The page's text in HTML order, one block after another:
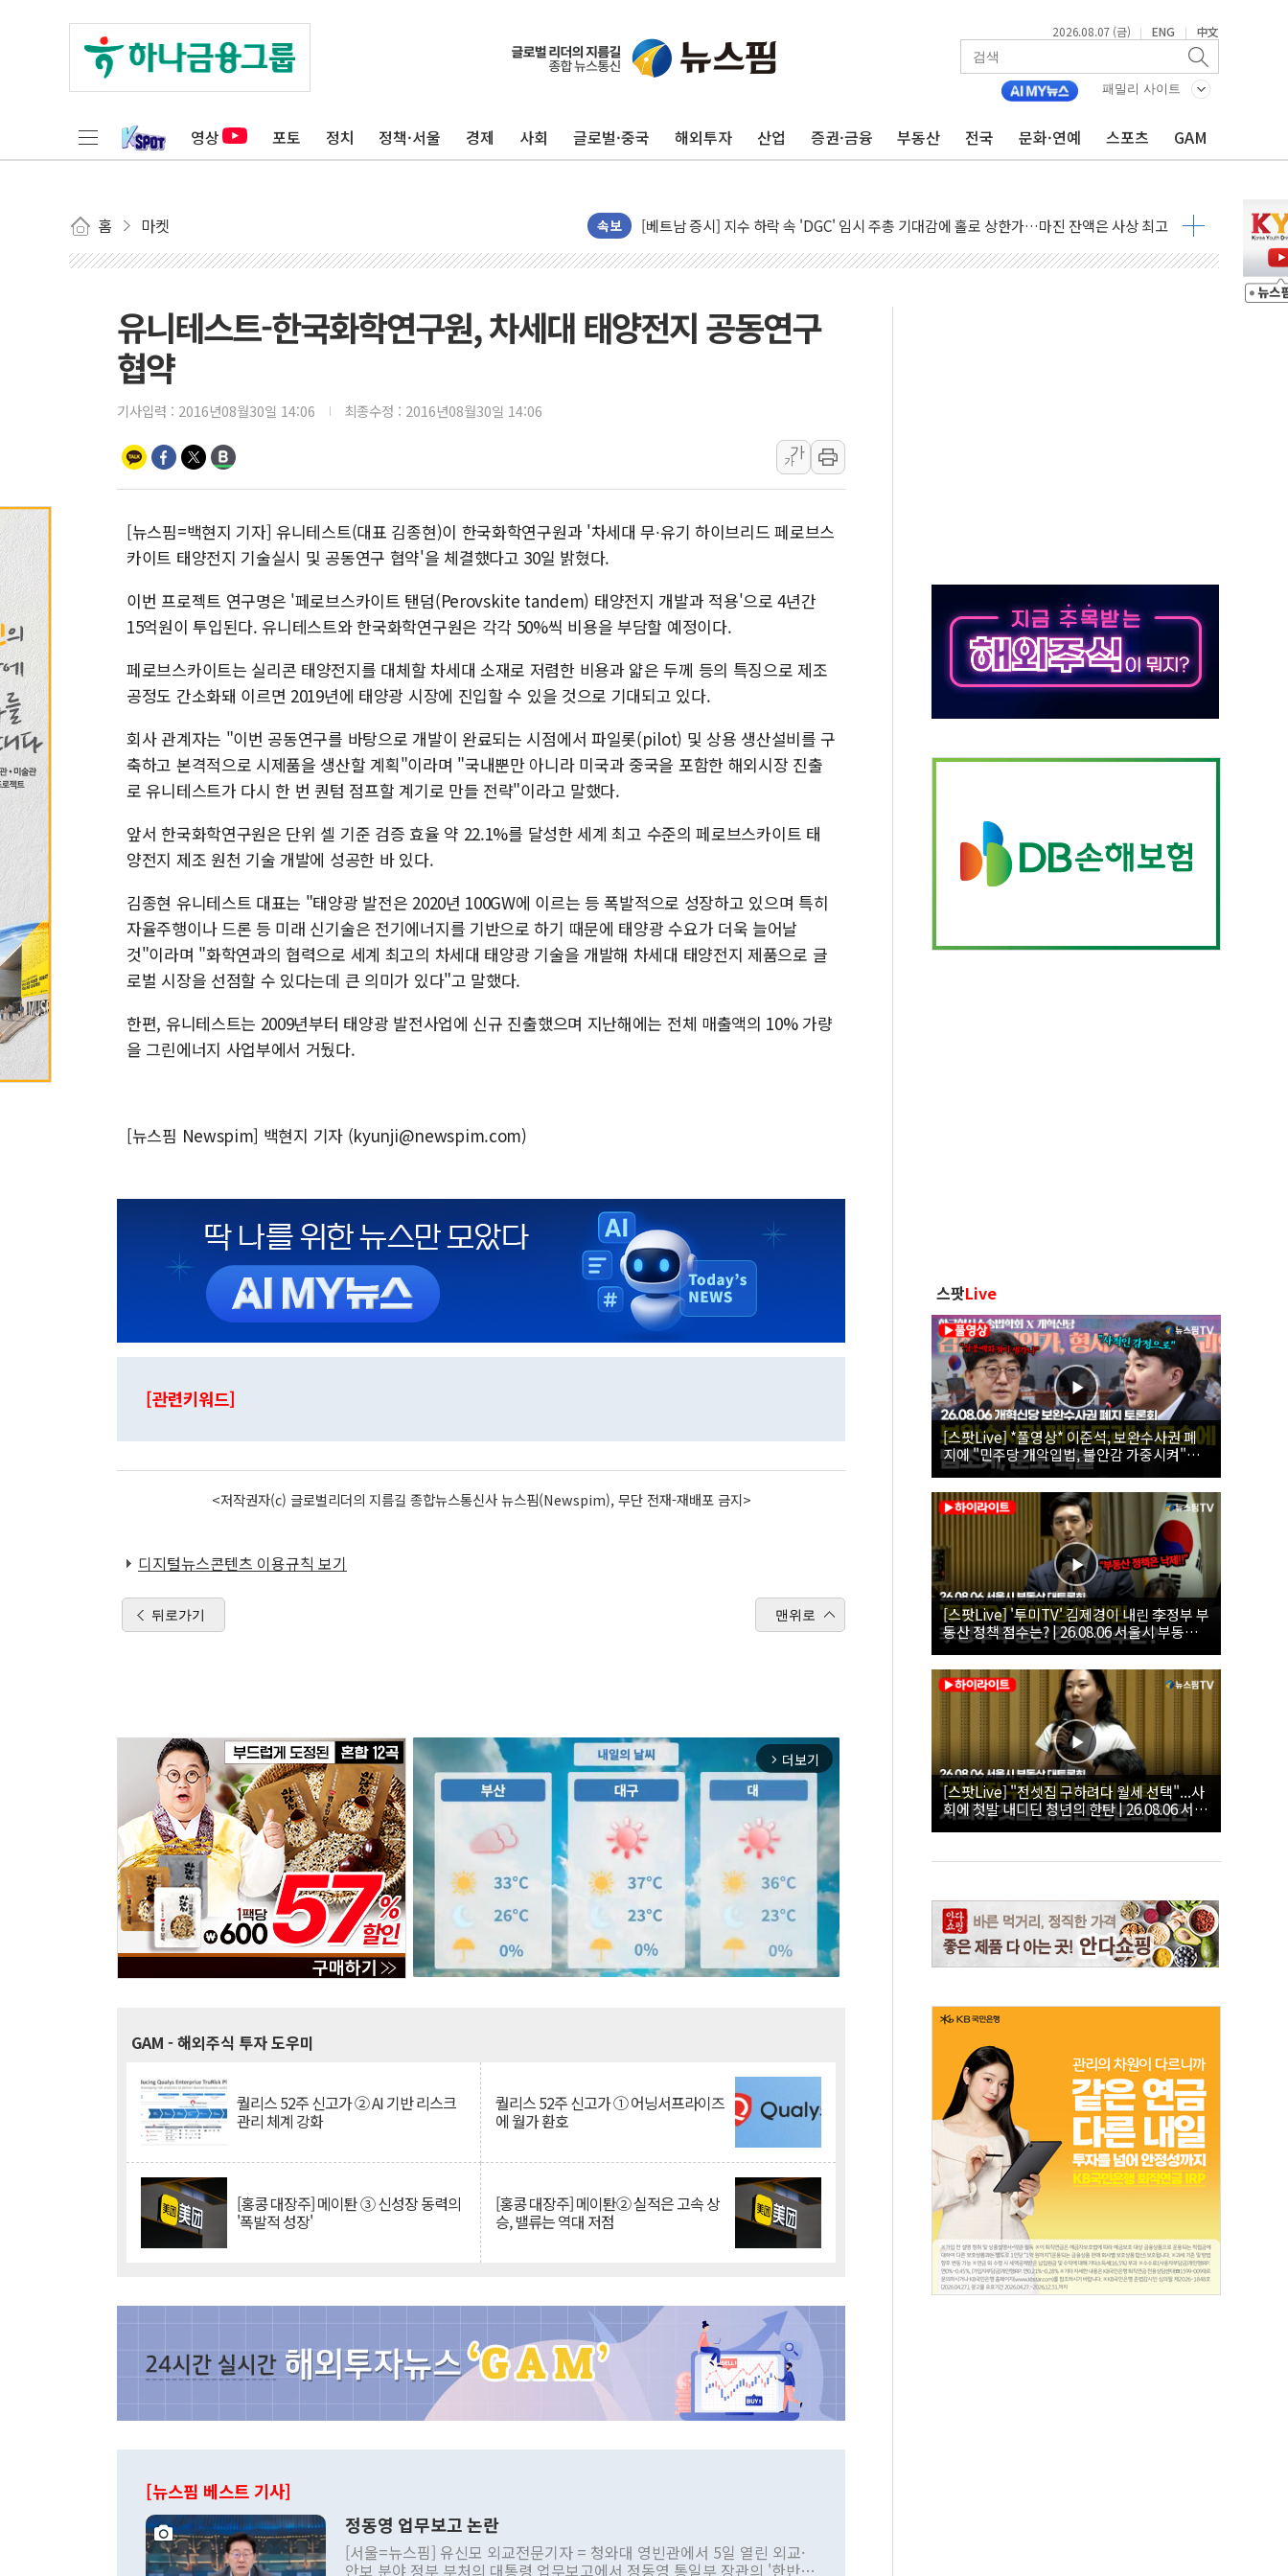
2026.08.07 (금) | ENG | 中文
패밀리 사이트
영상 포토 정치 정책·서울 경제 사회 글로벌·중국 해외투자 산업 증권·금융 부동산 전국 문화·연예 스포츠 GAM
홈 마켓 속보
리투아니아 국방 "러, 우크라 드론으로 나토 회원국 공격 검토… 거짓 깃발 작전"
구광모, 내주 실리콘밸리서 젠슨 황 재회…로봇·AI 데이터센터·모빌리티 구체화
김정관 장관 "영업이익 N% 성과급 반대…상법·자본시장법 개정 논의"
뉴욕증시 프리뷰, 미 주가선물 AI주 차익실현 속 혼조세...웨스턴디지털·샌디스크↓
러, 1인칭시점 드론으로 우크라 민간인 '사파리' 공격… 시민들 공포감 극대화 전략
양주 섬유염색공장서 화재 1명 중상…대응 1단계 진압 중
해군 1함대 창설 80주년…지역과 함께하는 '선봉'의 대민 봉사
[3보] 북, 원산서 동해로 단거리 탄도미사일 1발 발사… 올해 10번째·42일 만 도발
우크라 드론 전술, 중남미 콜롬비아에 새 안보 위기… 반군·마약카르텔이 습득해 전투 활용
동해해경, 독도 해상서 부유물 감긴 어선 구조
구미 폐염산처리업체서 불 2시간30여분만에 진화...외국인 노동자 숨져
해군과 함께하는 '불금전파, 송정' 시즌2
유니테스트-한국화학연구원, 차세대 태양전지 공동연구
협약
기사입력 : 2016년08월30일 14:06 최종수정 : 2016년08월30일 14:06
가
가
[뉴스핌=백현지 기자] 유니테스트(대표 김종현)이 한국화학연구원과 '차세대 무∙유기 하이브리드 페로브스
카이트 태양전지 기술실시 및 공동연구 협약'을 체결했다고 30일 밝혔다.
이번 프로젝트 연구명은 '페로브스카이트 탠덤(Perovskite tandem) 태양전지 개발과 적용'으로 4년간
15억원이 투입된다. 유니테스트와 한국화학연구원은 각각 50%씩 비용을 부담할 예정이다.
페로브스카이트는 실리콘 태양전지를 대체할 차세대 소재로 저렴한 비용과 얇은 두께 등의 특징으로 제조
공정도 간소화돼 이르면 2019년에 태양광 시장에 진입할 수 있을 것으로 기대되고 있다.
회사 관계자는 "이번 공동연구를 바탕으로 개발이 완료되는 시점에서 파일롯(pilot) 및 상용 생산설비를 구
축하고 본격적으로 시제품을 생산할 계획"이라며 "국내뿐만 아니라 미국과 중국을 포함한 해외시장 진출
로 유니테스트가 다시 한 번 퀀텀 점프할 계기로 만들 전략"이라고 말했다.
앞서 한국화학연구원은 단위 셀 기준 검증 효율 약 22.1%를 달성한 세계 최고 수준의 페로브스카이트 태
양전지 제조 원천 기술 개발에 성공한 바 있다.
김종현 유니테스트 대표는 "태양광 발전은 2020년 100GW에 이르는 등 폭발적으로 성장하고 있으며 특히
자율주행이나 드론 등 미래 신기술은 전기에너지를 기반으로 하기 때문에 태양광 수요가 더욱 늘어날
것"이라며 "화학연과의 협력으로 세계 최고의 차세대 태양광 기술을 개발해 차세대 태양전지 제품으로 글
로벌 시장을 선점할 수 있다는데 큰 의미가 있다"고 말했다.
한편, 유니테스트는 2009년부터 태양광 발전사업에 신규 진출했으며 지난해에는 전체 매출액의 10% 가량
을 그린에너지 사업부에서 거뒀다.
[뉴스핌 Newspim] 백현지 기자 (kyunji@newspim.com)
[관련키워드]
<저작권자(c) 글로벌리더의 지름길 종합뉴스통신사 뉴스핌(Newspim), 무단 전재-재배포 금지>
디지털뉴스콘텐츠 이용규칙 보기
뒤로가기 맨위로
arrow_forward_ios 더보기
GAM - 해외주식 투자 도우미
퀄리스 52주 신고가 ② AI 기반 리스크
관리 체계 강화
퀄리스 52주 신고가 ① 어닝서프라이즈
에 월가 환호
[홍콩 대장주] 메이퇀 ③ 신성장 동력의
'폭발적 성장'
[홍콩 대장주] 메이퇀② 실적은 고속 상
승, 밸류는 역대 저점
[뉴스핌 베스트 기사]
정동영 업무보고 논란
[서울=뉴스핌] 유신모 외교전문기자 = 청와대 영빈관에서 5일 열린 외교·
안보 분야 정부 부처의 대통령 업무보고에서 정동영 통일부 장관의 '한반도
스팟Live
[스팟Live] *풀영상* 이준석, 보완수사권 폐
지에 "민주당 개악입법, 불안감 가중시켜"｜
26.08.06 개혁신당 보완수사권 폐지 토론회
[스팟Live] '투미TV' 김제경이 내린 李정부 부
동산 정책 점수는? | 26.08.06 서울시 부동산
대토론회
[스팟Live] "전셋집 구하려다 월세 선택"...사
회에 첫발 내디딘 청년의 한탄 | 26.08.06 서울
시 부동산 대토론회